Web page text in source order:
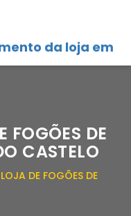
da loja em
FOGÕES DE
CASTELO
LOJA DE FOGÕES DE